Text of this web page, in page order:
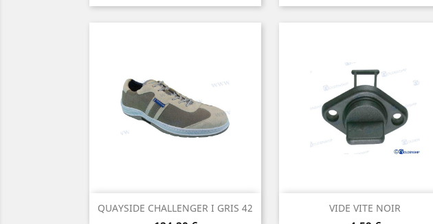
QUAYSIDE CHALLENGER I GRIS 42
 Aperçu rapide VIDE VITE NOIR
Aperçu rapide